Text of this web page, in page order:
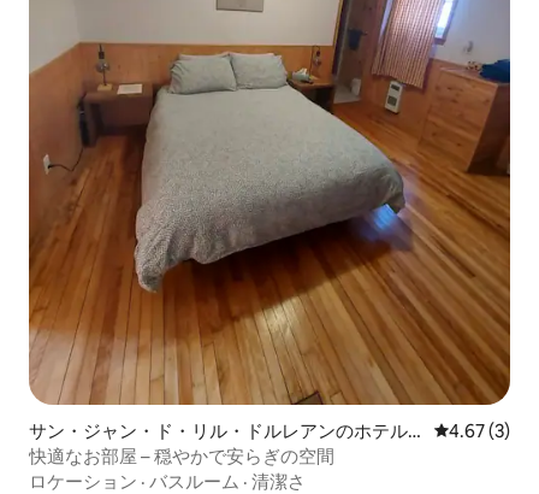
サン・ジャン・ド・リル・ドルレアンのホテル
客室
レビュー3
4.67 (3)
快適なお部屋 – 穏やかで安らぎの空間
ロケーション · バスルーム · 清潔さ